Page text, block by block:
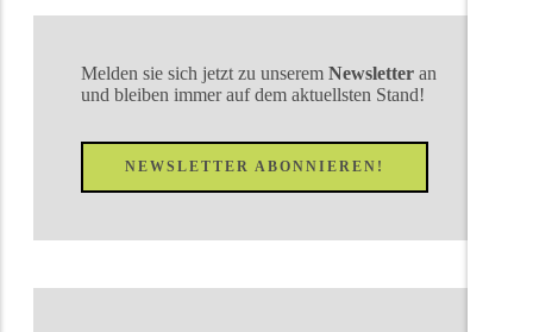
Melden sie sich jetzt zu unserem Newsletter an
und bleiben immer auf dem aktuellsten Stand!
NEWSLETTER ABONNIEREN!